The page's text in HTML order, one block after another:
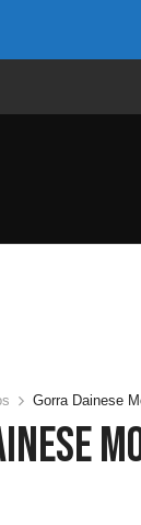
Gorra Dainese